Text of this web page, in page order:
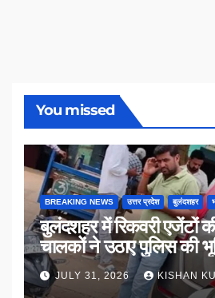
You missed
BREAKING NEWS उत्तर प्रदेश बुलंदशहर
बुलंदशहर में रिकवरी एजेंटों की दबंगई,
चालकों ने उठाए पुलिस की
JULY 31, 2026 KISHAN